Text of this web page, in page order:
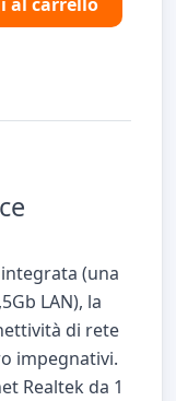
(una
LAN), la
di rete
impegnativi.
Realtek da 1